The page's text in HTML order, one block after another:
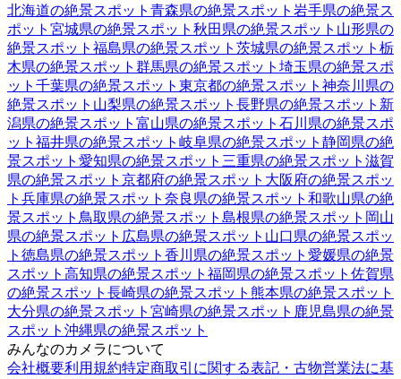
北海道の絶景スポット 青森県の絶景スポット 岩手県の絶景ス
ポット 宮城県の絶景スポット 秋田県の絶景スポット 山形県の
絶景スポット 福島県の絶景スポット 茨城県の絶景スポット 栃
木県の絶景スポット 群馬県の絶景スポット 埼玉県の絶景スポ
ット 千葉県の絶景スポット 東京都の絶景スポット 神奈川県の
絶景スポット 山梨県の絶景スポット 長野県の絶景スポット 新
潟県の絶景スポット 富山県の絶景スポット 石川県の絶景スポ
ット 福井県の絶景スポット 岐阜県の絶景スポット 静岡県の絶
景スポット 愛知県の絶景スポット 三重県の絶景スポット 滋賀
県の絶景スポット 京都府の絶景スポット 大阪府の絶景スポッ
ト 兵庫県の絶景スポット 奈良県の絶景スポット 和歌山県の絶
景スポット 鳥取県の絶景スポット 島根県の絶景スポット 岡山
県の絶景スポット 広島県の絶景スポット 山口県の絶景スポッ
ト 徳島県の絶景スポット 香川県の絶景スポット 愛媛県の絶景
スポット 高知県の絶景スポット 福岡県の絶景スポット 佐賀県
の絶景スポット 長崎県の絶景スポット 熊本県の絶景スポット
大分県の絶景スポット 宮崎県の絶景スポット 鹿児島県の絶景
スポット 沖縄県の絶景スポット
みんなのカメラについて
会社概要利用規約特定商取引に関する表記・古物営業法に基